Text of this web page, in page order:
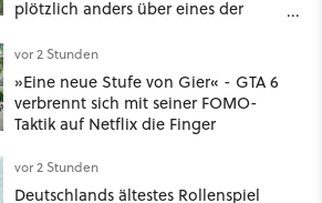
plötzlich anders über eines der
Thrones denken
vor 2 Stunden
»Eine neue Stufe von Gier« - GTA 6
verbrennt sich mit seiner FOMO-
Taktik auf Netflix die Finger
vor 2 Stunden
Deutschlands ältestes Rollenspiel